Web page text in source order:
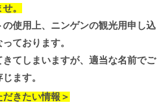
。
使用上、ニンゲンの観光用申し込
ております。
てしまいますが、適当な名前でご
ます。
きたい情報＞